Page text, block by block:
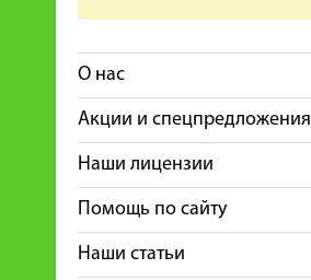
О нас
Акции и спецпредложения
Наши лицензии
Помощь по сайту
Наши статьи